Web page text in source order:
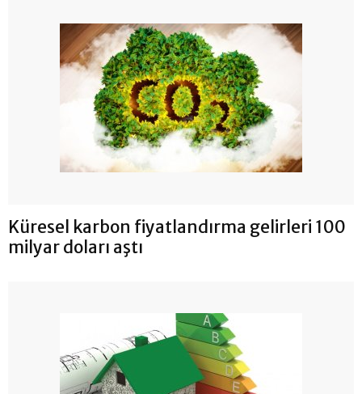
Küresel karbon fiyatlandırma gelirleri 100
milyar doları aştı